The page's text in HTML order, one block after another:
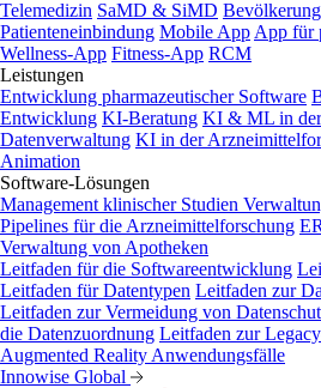
Telemedizin SaMD & SiMD
Patienteneinbindung Mobile App App für
Wellness-App Fitness-App RCM
Leistungen
Entwicklung pharmazeutischer Software
Entwicklung KI-Beratung KI & ML in
Datenverwaltung KI in der
Animation
Software-Lösungen
Management klinischer Studien
Pipelines für die Arzneimittelforschung
Verwaltung von Apotheken
Leitfaden für die Softwareentwicklung
Leitfaden für Datentypen Leitfaden zur
Leitfaden zur Vermeidung von
die Datenzuordnung Leitfaden zur
Augmented Reality Anwendungsfälle
Innowise Global